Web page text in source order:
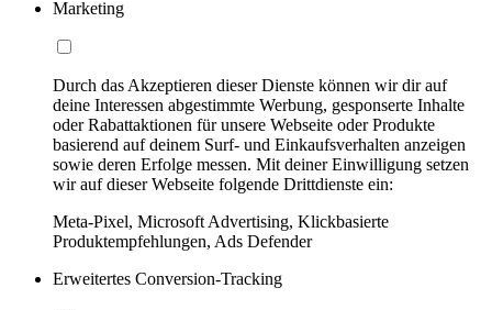
Marketing
Durch das Akzeptieren dieser Dienste können wir dir auf
deine Interessen abgestimmte Werbung, gesponserte Inhalte
oder Rabattaktionen für unsere Webseite oder Produkte
basierend auf deinem Surf- und Einkaufsverhalten anzeigen
sowie deren Erfolge messen. Mit deiner Einwilligung setzen
wir auf dieser Webseite folgende Drittdienste ein:
Meta-Pixel, Microsoft Advertising, Klickbasierte
Produktempfehlungen, Ads Defender
Erweitertes Conversion-Tracking